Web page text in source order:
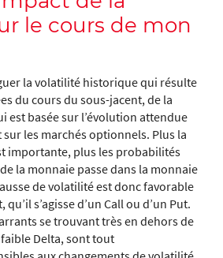
le cours de mon
la volatilité historique qui résulte
du cours du sous-jacent, de la
est basée sur l’évolution attendue
les marchés optionnels. Plus la
importante, plus les probabilités
la monnaie passe dans la monnaie
de volatilité est donc favorable
s’agisse d’un Call ou d’un Put.
se trouvant très en dehors de
Delta, sont tout